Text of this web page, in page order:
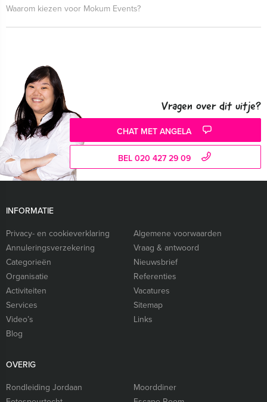
Waarom kiezen voor Mokum Events?
Vragen over dit uitje?
CHAT MET ANGELA
BEL 020 427 29 09
INFORMATIE
Privacy- en cookieverklaring
Algemene voorwaarden
Annuleringsverzekering
Vraag & antwoord
Categorieën
Nieuwsbrief
Organisatie
Referenties
Activiteiten
Vacatures
Services
Sitemap
Video’s
Links
Blog
OVERIG
Rondleiding Jordaan
Moorddiner